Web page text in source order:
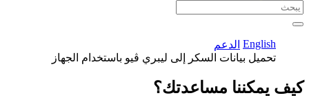
English الدعم
تحميل بيانات السكر إلى ليبري ڤيو باستخدام الجهاز
كيف يمكننا مساعدتك؟